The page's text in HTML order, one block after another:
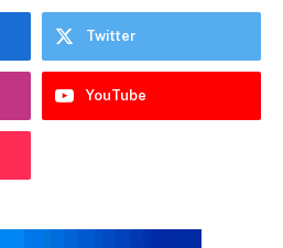
Twitter
YouTube